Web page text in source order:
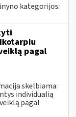
kategorijos:
pagal
skelbiama:
individualią
pagal